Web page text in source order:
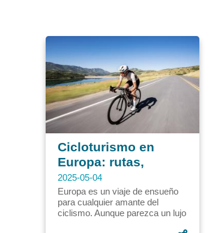
Cicloturismo en
Europa: rutas,
consejos y
presupuesto
2025-05-04
Europa es un viaje de ensueño
para cualquier amante del
ciclismo. Aunque parezca un lujo